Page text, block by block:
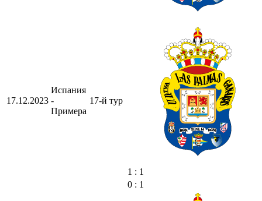
17.12.2023
Испания
-
Примера
17-й тур
1 : 1
0 : 1